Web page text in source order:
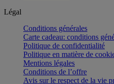
Légal
Conditions générales
Carte cadeau: conditions
Politique de confidentialité
Politique en matière de
Mentions légales
Conditions de l’offre
Avis sur le respect de la vie